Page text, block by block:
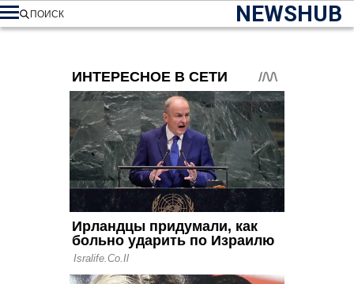
NEWSHUB
ПОИСК